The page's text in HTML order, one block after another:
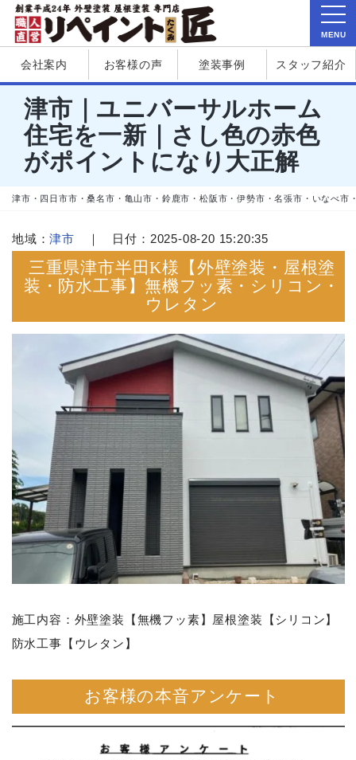
会社案内 お客様の声 塗装事例 スタッフ紹介
津市｜ユニバーサルホーム
住宅を一新｜さし色の赤色
がポイントになり大正解
津市・四日市市・桑名市・亀山市・鈴鹿市・松阪市・伊勢市・名張市・いなべ市
地域：津市 ｜ 日付：2025-08-20 15:20:35
三重県津市半田K様【外壁塗装・屋根塗
装・防水工事】無機フッ素・シリコン・
ウレタン
施工内容：外壁塗装【無機フッ素】屋根塗装【シリコン】
防水工事【ウレタン】
お客様の本音アンケート
MENU